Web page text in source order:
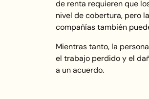
de renta requieren que
nivel de cobertura, pero
compañías también
Mientras tanto, la
el trabajo perdido y el
a un acuerdo.